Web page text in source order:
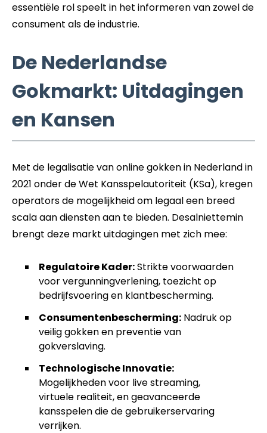
essentiële rol speelt in het informeren van zowel de
consument als de industrie.
De Nederlandse
Gokmarkt: Uitdagingen
en Kansen
Met de legalisatie van online gokken in Nederland in
2021 onder de Wet Kansspelautoriteit (KSa), kregen
operators de mogelijkheid om legaal een breed
scala aan diensten aan te bieden. Desalniettemin
brengt deze markt uitdagingen met zich mee:
Regulatoire Kader:Strikte voorwaarden
voor vergunningverlening, toezicht op
bedrijfsvoering en klantbescherming.
Consumentenbescherming: Nadruk op
veilig gokken en preventie van
gokverslaving.
Technologische Innovatie:
Mogelijkheden voor live streaming,
virtuele realiteit, en geavanceerde
kansspelen die de gebruikerservaring
verrijken.